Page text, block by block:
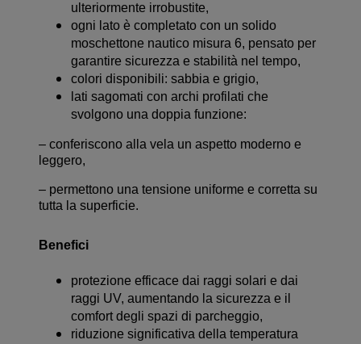
ulteriormente irrobustite,
ogni lato è completato con un solido
moschettone nautico misura 6, pensato per
garantire sicurezza e stabilità nel tempo,
colori disponibili: sabbia e grigio,
lati sagomati con archi profilati che
svolgono una doppia funzione:
– conferiscono alla vela un aspetto moderno e
leggero,
– permettono una tensione uniforme e corretta su
tutta la superficie.
Benefici
protezione efficace dai raggi solari e dai
raggi UV, aumentando la sicurezza e il
comfort degli spazi di parcheggio,
riduzione significativa della temperatura